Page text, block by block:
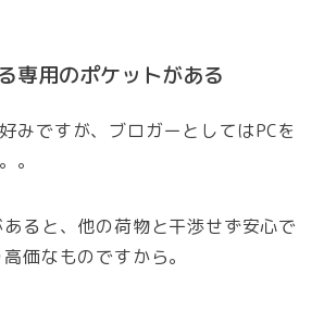
専用のポケットがある
みですが、ブロガーとしてはPCを
。
ると、他の荷物と干渉せず安心で
価なものですから。